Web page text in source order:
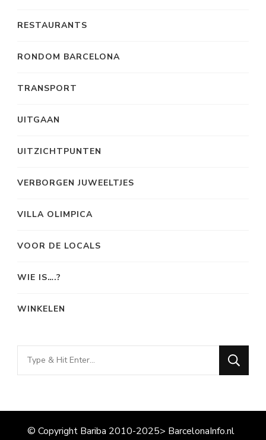
RESTAURANTS
RONDOM BARCELONA
TRANSPORT
UITGAAN
UITZICHTPUNTEN
VERBORGEN JUWEELTJES
VILLA OLIMPICA
VOOR DE LOCALS
WIE IS….?
WINKELEN
Looking
for
© Copyright Bariba 2010-2025> BarcelonaInfo.nl